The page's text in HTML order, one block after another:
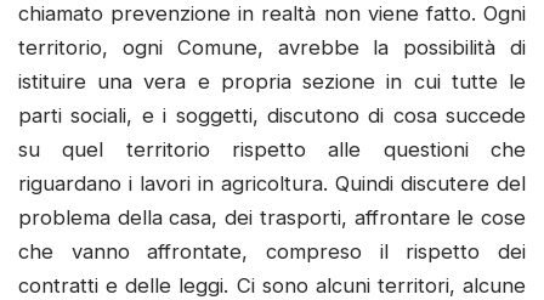
chiamato prevenzione in realtà non viene fatto. Ogni
territorio, ogni Comune, avrebbe la possibilità di
istituire una vera e propria sezione in cui tutte le
parti sociali, e i soggetti, discutono di cosa succede
su quel territorio rispetto alle questioni che
riguardano i lavori in agricoltura. Quindi discutere del
problema della casa, dei trasporti, affrontare le cose
che vanno affrontate, compreso il rispetto dei
contratti e delle leggi. Ci sono alcuni territori, alcune